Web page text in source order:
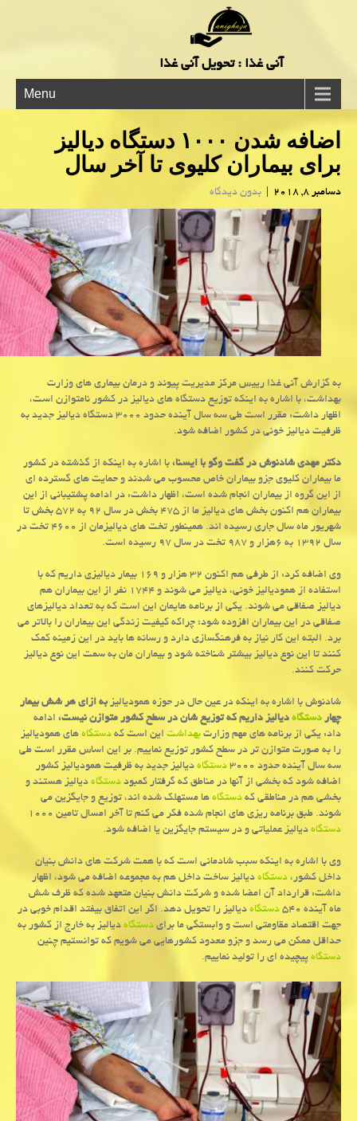
آنی غذا : تحویل آنی غذا
Menu
اضافه شدن ۱۰۰۰ دستگاه دیالیز
برای بیماران كلیوی تا آخر سال
دسامبر 8, 2018 | بدون دیدگاه
به گزارش آنی غذا رییس مركز مدیریت پیوند و درمان بیماری های وزارت
بهداشت، با اشاره به اینكه توزیع دستگاه های دیالیز در كشور نامتوازن است،
اظهار داشت: مقرر است طی سه سال آینده حدود ۳۰۰۰ دستگاه دیالیز جدید به
ظرفیت دیالیز خونی در كشور اضافه شود.
دكتر مهدی شادنوش در گفت وگو با ایسنا،با اشاره به اینكه از گذشته در كشور
ما بیماران كلیوی جزو بیماران خاص محسوب می شدند و حمایت های گسترده ای
از این گروه از بیماران انجام شده است، اظهار داشت: در ادامه پشتیبانی از این
بیماران هم اكنون بخش های دیالیز ما از ۴۷۵ بخش در سال ۹۲ به ۵۷۲ بخش تا
شهریور ماه سال جاری رسیده اند. همینطور تخت های دیالیزمان از ۴۶۰۰ تخت در
سال ۱۳۹۲ به ۶هزار و ۹۸۷ تخت در سال ۹۷ رسیده است.
وی اضافه كرد: از طرفی هم اكنون ۳۲ هزار و ۱۶۹ بیمار دیالیزی داریم كه با
استفاده از همودیالیز خونی، دیالیز می شوند و ۱۷۴۴ نفر از این بیماران هم
دیالیز صفاقی می شوند. یكی از برنامه هایمان این است كه به تعداد دیالیزهای
صفاقی در این بیماران افزوده شود؛ چراكه كیفیت زندگی این بیماران را بالاتر می
برد. البته این كار نیاز به فرهنگسازی دارد و رسانه ها باید در این زمینه كمك
كنند تا این نوع دیالیز بیشتر شناخته شود و بیماران مان به سمت این نوع دیالیز
حركت كنند.
شادنوش با اشاره به اینكه در عین حال در حوزه همودیالیزبه ازای هر شش بیمار
چهاردستگاهدیالیز داریم كه توزیع شان در سطح كشور متوازن نیست،ادامه
داد: یكی از برنامه های مهم وزارتبهداشتاین است كهدستگاههای همودیالیز
را به صورت متوازن تر در سطح كشور توزیع نماییم. بر این اساس مقرر است طی
سه سال آینده حدود ۳۰۰۰
دستگاهدیالیز جدید به ظرفیت همودیالیز كشور
اضافه شود كه بخشی از آنها در مناطق كه گرفتار كمبوددستگاهدیالیز هستند و
بخشی هم در مناطقی كهدستگاهها مستهلك شده اند، توزیع و جایگزین می
شوند. طبق برنامه ریزی های انجام شده فكر می كنم تا آخر امسال تامین ۱۰۰۰
دستگاهدیالیز عملیاتی و در سیستم جایگزین یا اضافه شود.
وی با اشاره به اینكه سبب شادمانی است كه با همت شركت های دانش بنیان
داخل كشور،دستگاهدیالیز ساخت داخل هم به مجموعه اضافه می شود، اظهار
داشت: قرارداد آن امضا شده و شركت دانش بنیان متعهد شده كه ظرف شش
ماه آینده ۵۴۰
دستگاهدیالیز را تحویل دهد. اگر این اتفاق بیفتد اقدام خوبی در
جهت اقتصاد مقاومتی است و وابستگی ما برایدستگاهدیالیز به خارج از كشور به
حداقل ممكن می رسد و جزو معدود كشورهایی می شویم كه توانستیم چنین
دستگاهپیچیده ای را تولید نماییم.